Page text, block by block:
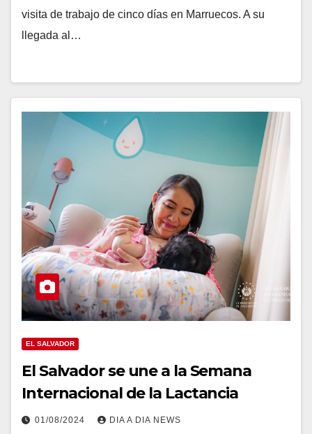
visita de trabajo de cinco días en Marruecos. A su
llegada al…
EL SALVADOR
El Salvador se une a la Semana
Internacional de la Lactancia
01/08/2024 DIA A DIA NEWS